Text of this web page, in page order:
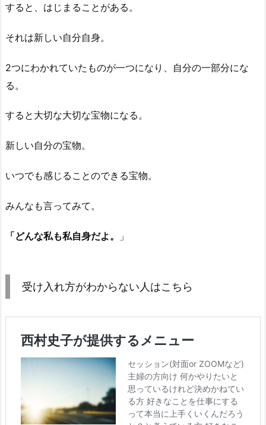
すると、はじまることがある。
それは新しい自分自身。
2つにわかれていたものが一つになり、自分の一部分にな
る。
すると大切な大切な宝物になる。
新しい自分の宝物。
いつでも感じることのできる宝物。
みんなも言ってみて。
「どんな私も私自身だよ。 」
受け入れ方がわからない人はこちら